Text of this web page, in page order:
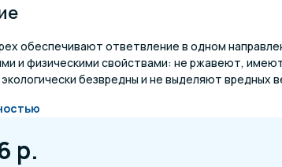
обеспечивают ответвление в одном
и физическими свойствами: не ржавеют,
безвредны и не выделяют вредных
р.